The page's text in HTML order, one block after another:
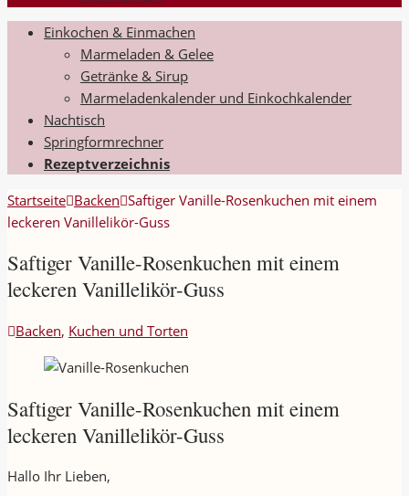
Einkochen & Einmachen
Marmeladen & Gelee
Getränke & Sirup
Marmeladenkalender und Einkochkalender
Nachtisch
Springformrechner
Rezeptverzeichnis
Startseite Backen Saftiger Vanille-Rosenkuchen mit einem
leckeren Vanillelikör-Guss
Saftiger Vanille-Rosenkuchen mit einem
leckeren Vanillelikör-Guss
Backen, Kuchen und Torten
Saftiger Vanille-Rosenkuchen mit einem
leckeren Vanillelikör-Guss
Hallo Ihr Lieben,